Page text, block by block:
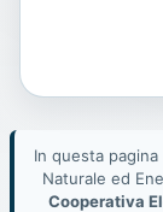
In questa
Naturale ed
Cooperativa